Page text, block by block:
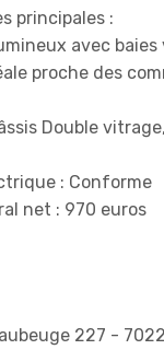
principales :
avec
proche des
Double
: Conforme
net : 970 euros
227 -